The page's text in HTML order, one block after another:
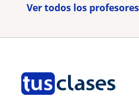
Ver todos los